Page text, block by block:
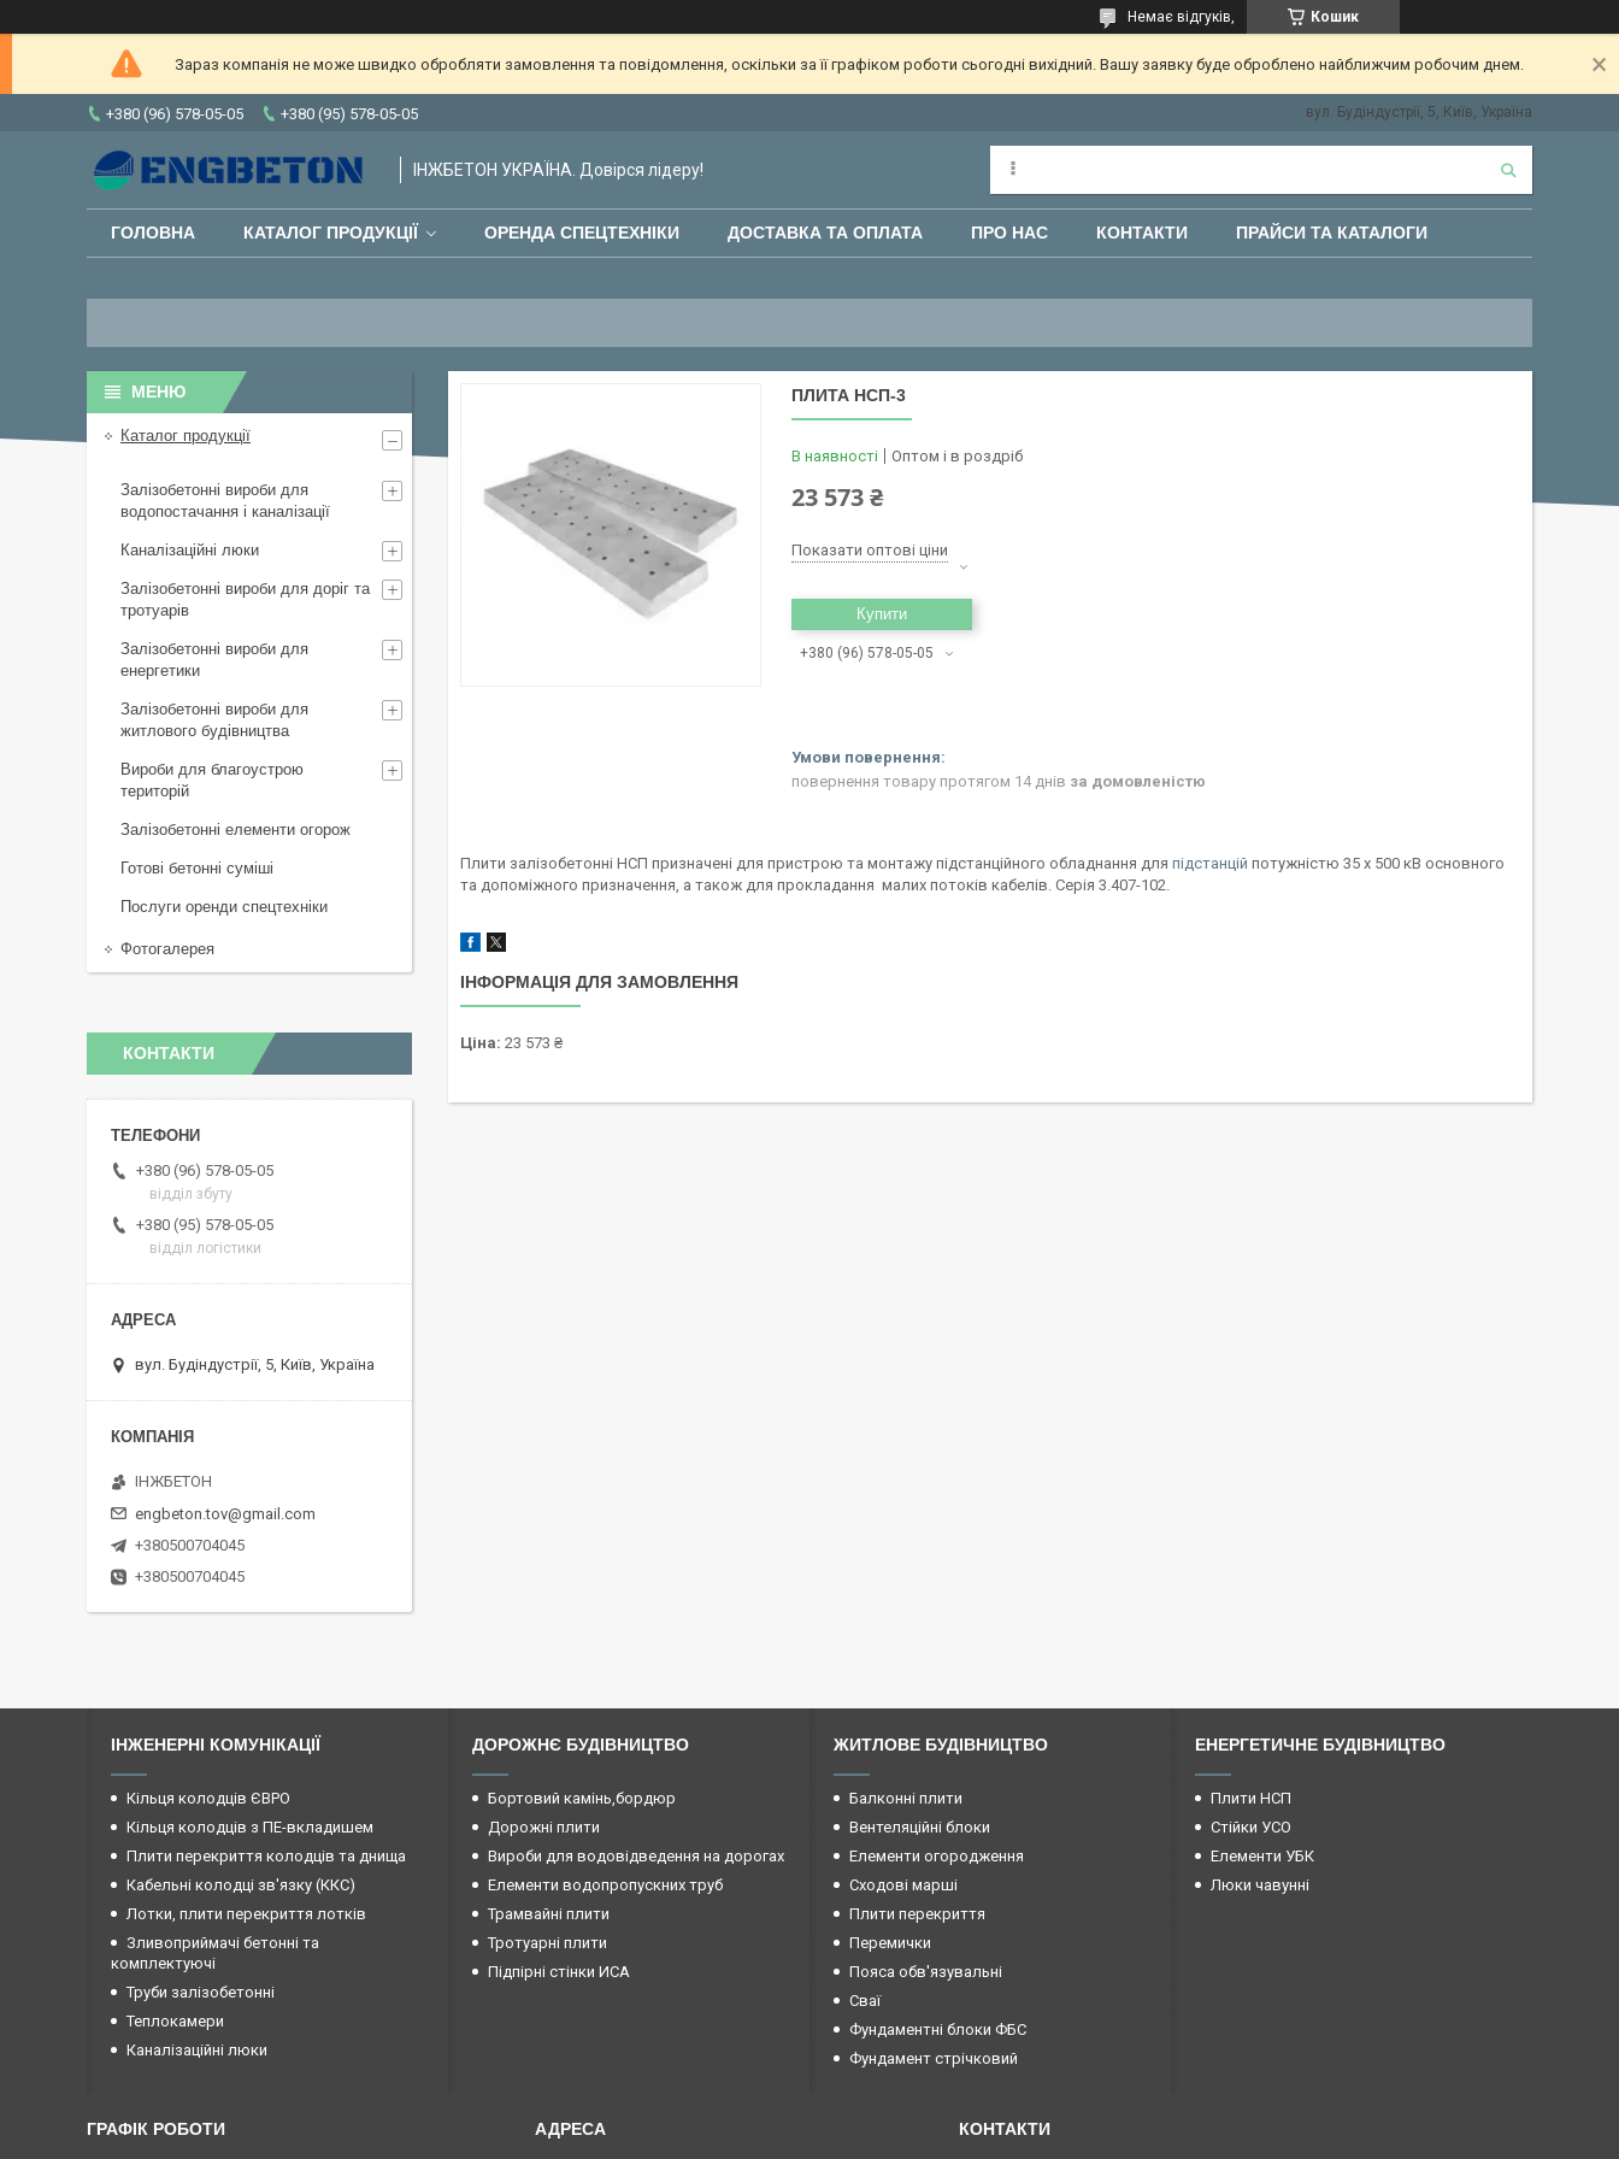
Кошик
Немає відгуків,
Зараз компанія не може швидко обробляти замовлення та повідомлення, оскільки за її графіком роботи сьогодні вихідний. Вашу заявку буде оброблено найближчим робочим днем.
+380 (96) 578-05-05 +380 (95) 578-05-05 вул. Будіндустрії, 5, Київ, Україна
ІНЖБЕТОН УКРАЇНА. Довірся лідеру!
ГОЛОВНА КАТАЛОГ ПРОДУКЦІЇ ОРЕНДА СПЕЦТЕХНІКИ ДОСТАВКА ТА ОПЛАТА ПРО НАС КОНТАКТИ ПРАЙСИ ТА КАТАЛОГИ
ПЛИТА НСП-3
В наявності Оптом і в роздріб
23 573 ₴
Показати оптові ціни
Купити
+380 (96) 578-05-05
повернення товару протягом 14 днів за домовленістю
Плити залізобетонні НСП призначені для пристрою та монтажу підстанційного обладнання для підстанцій потужністю 35 х 500 кВ основного
та допоміжного призначення, а також для прокладання малих потоків кабелів. Серія 3.407-102.
ІНФОРМАЦІЯ ДЛЯ ЗАМОВЛЕННЯ
Ціна: 23 573 ₴
Каталог продукції
Залізобетонні вироби для
водопостачання і каналізації
Каналізаційні люки
Залізобетонні вироби для доріг та
тротуарів
Залізобетонні вироби для
енергетики
Залізобетонні вироби для
житлового будівництва
Вироби для благоустрою
територій
Залізобетонні елементи огорож
Готові бетонні суміші
Послуги оренди спецтехніки
Фотогалерея
КОНТАКТИ
+380 (96) 578-05-05
відділ збуту
+380 (95) 578-05-05
відділ логістики
вул. Будіндустрії, 5, Київ, Україна
ІНЖБЕТОН
engbeton.tov@gmail.com
+380500704045
+380500704045
ІНЖЕНЕРНІ КОМУНІКАЦІЇ
Кільця колодців ЄВРО
Кільця колодців з ПЕ-вкладишем
Плити перекриття колодців та днища
Кабельні колодці зв'язку (ККС)
Лотки, плити перекриття лотків
Зливоприймачі бетонні та
комплектуючі
Труби залізобетонні
Теплокамери
Каналізаційні люки
ДОРОЖНЄ БУДІВНИЦТВО
Бортовий камінь,бордюр
Дорожні плити
Вироби для водовідведення на дорогах
Елементи водопропускних труб
Трамвайні плити
Тротуарні плити
Підпірні стінки ИСА
ЖИТЛОВЕ БУДІВНИЦТВО
Балконні плити
Вентеляційні блоки
Елементи огородження
Сходові марші
Плити перекриття
Перемички
Пояса обв'язувальні
Сваї
Фундаментні блоки ФБС
Фундамент стрічковий
ЕНЕРГЕТИЧНЕ БУДІВНИЦТВО
Плити НСП
Стійки УСО
Елементи УБК
Люки чавунні
ГРАФІК РОБОТИ